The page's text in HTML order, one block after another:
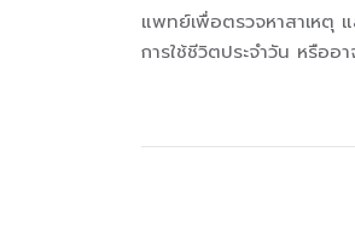
แพทย์เพื่อตรวจหาสาเหตุ
การใช้ชีวิตประจำวัน หรืออ